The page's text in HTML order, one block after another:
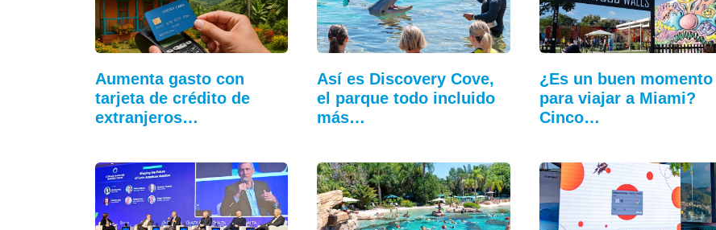
Aumenta gasto con
tarjeta de crédito de
extranjeros…
Así es Discovery Cove,
el parque todo incluido
más…
¿Es un buen momento
para viajar a Miami?
Cinco…